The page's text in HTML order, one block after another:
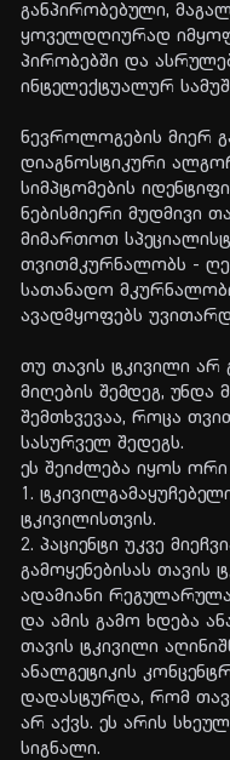
განპირობებული,
ყოველდღიურად
პირობებში და
ინტელექტუალურ
ნევროლოგების მიერ
დიაგნოსტიკური
სიმპტომების
ნებისმიერი მუდმივი
მიმართოთ
თვითმკურნალობს -
სათანადო
ავადმყოფებს
თუ თავის ტკივილი არ
მიღების შემდეგ, უნდა
შემთხვევაა, როცა
სასურველ შედეგს.
ეს შეიძლება იყოს ორი
1.
ტკივილისთვის.
2. პაციენტი უკვე
გამოყენებისას თავის
ადამიანი
და ამის გამო ხდება
თავის ტკივილი
ანალგეტიკის
დადასტურდა, რომ
არ აქვს. ეს არის
სიგნალი.